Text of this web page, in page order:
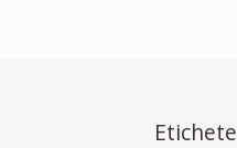
Etichete